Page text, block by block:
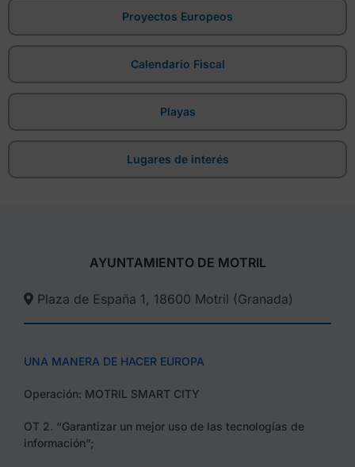
Proyectos Europeos
Calendario Fiscal
Playas
Lugares de interés
AYUNTAMIENTO DE MOTRIL
Plaza de España 1, 18600 Motril (Granada)​
UNA MANERA DE HACER EUROPA
Operación: MOTRIL SMART CITY
OT 2. “Garantizar un mejor uso de las tecnologías de
información”;